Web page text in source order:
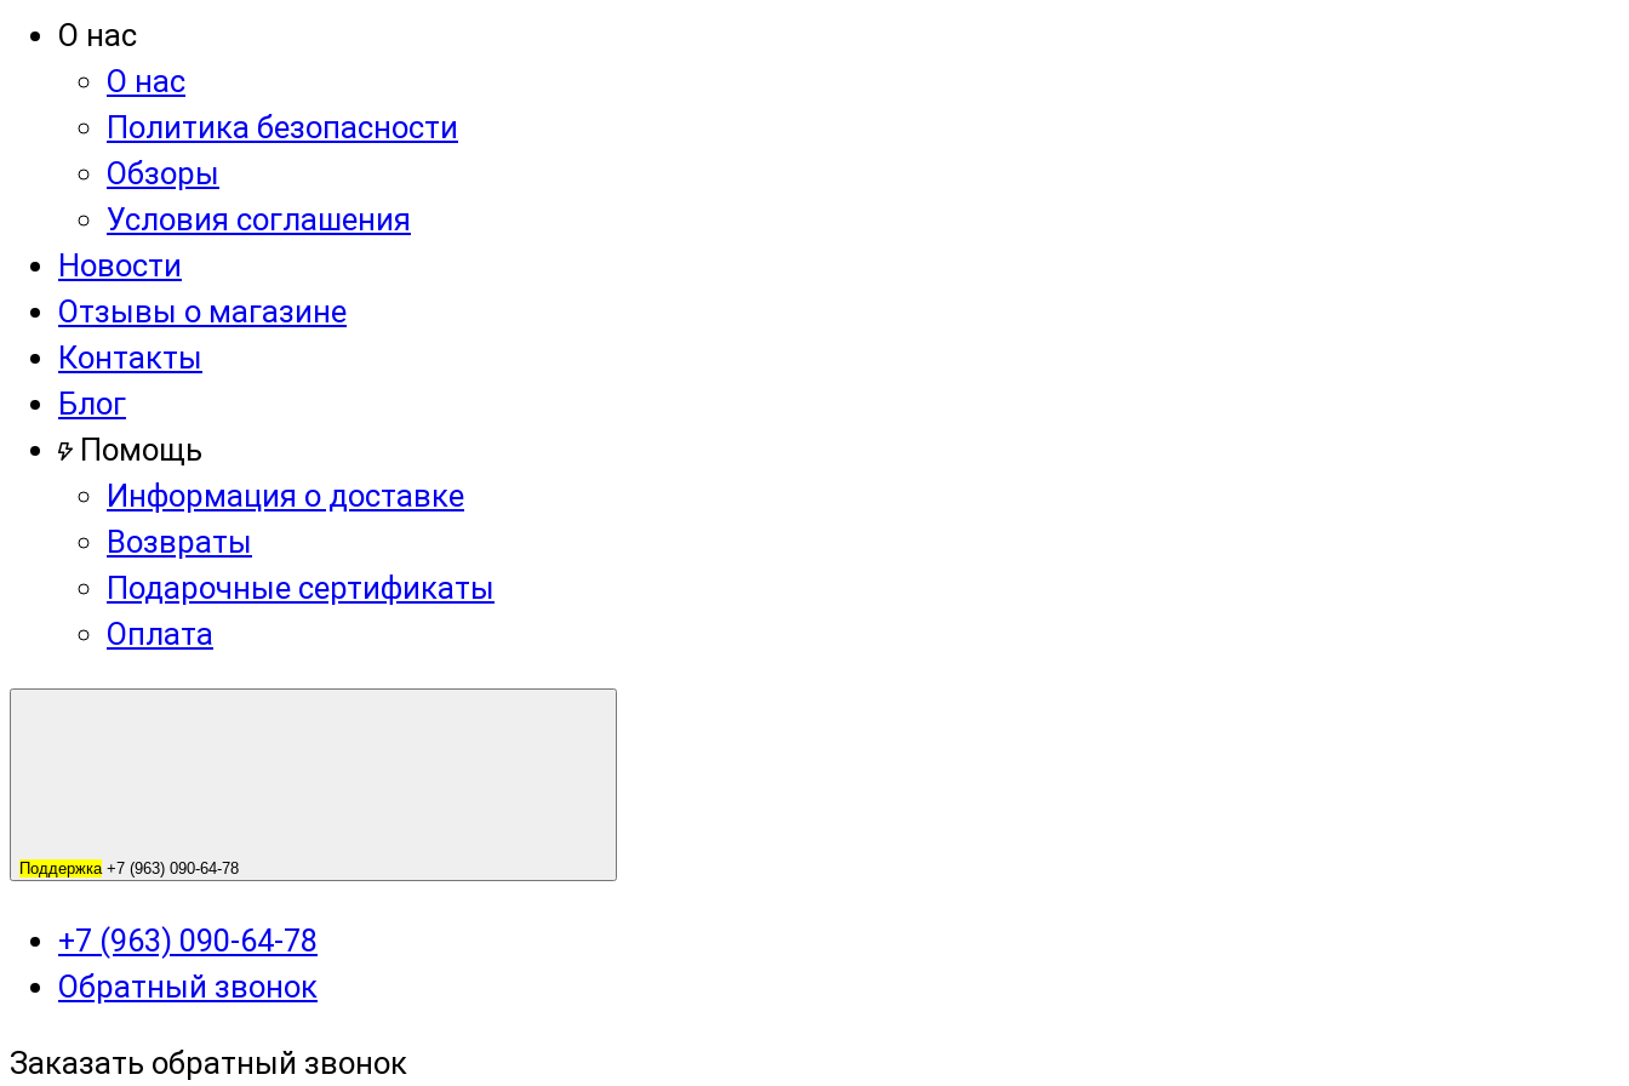
О нас
О нас
Политика безопасности
Обзоры
Условия соглашения
Новости
Отзывы о магазине
Контакты
Блог
Помощь
Информация о доставке
Возвраты
Подарочные сертификаты
Оплата
Поддержка+7 (963) 090-64-78
+7 (963) 090-64-78
Обратный звонок
Заказать обратный звонок